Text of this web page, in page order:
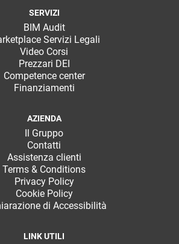
SERVIZI
BIM Audit
Servizi Legali
Video Corsi
Prezzari DEI
Competence center
Finanziamenti
AZIENDA
Il Gruppo
Contatti
Assistenza clienti
Terms & Conditions
Privacy Policy
Cookie Policy
di Accessibilità
LINK UTILI